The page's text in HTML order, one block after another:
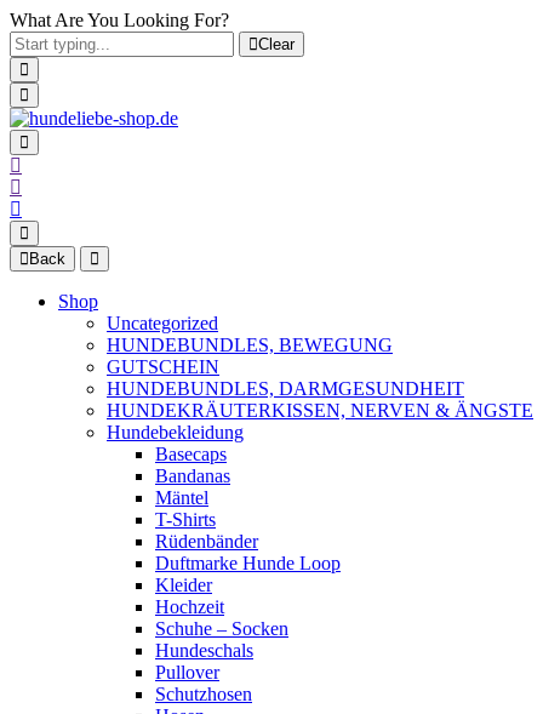
What Are You Looking For?
Clear
Back
Shop
Uncategorized
HUNDEBUNDLES, BEWEGUNG
GUTSCHEIN
HUNDEBUNDLES, DARMGESUNDHEIT
HUNDEKRÄUTERKISSEN, NERVEN & ÄNGSTE
Hundebekleidung
Basecaps
Bandanas
Mäntel
T-Shirts
Rüdenbänder
Duftmarke Hunde Loop
Kleider
Hochzeit
Schuhe – Socken
Hundeschals
Pullover
Schutzhosen